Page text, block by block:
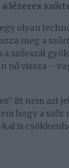
lézeres
olyan
meg a
a szőrszál
nő vissza –
itt nem azt
hogy a szőr
is